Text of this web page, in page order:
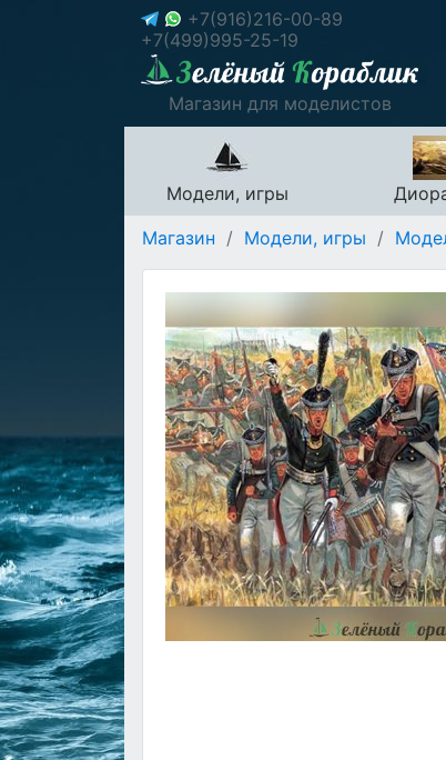
+7(916)216-00-89
+7(499)995-25-19
Магазин для моделистов
Модели, игры
Магазин / Модели, игры /